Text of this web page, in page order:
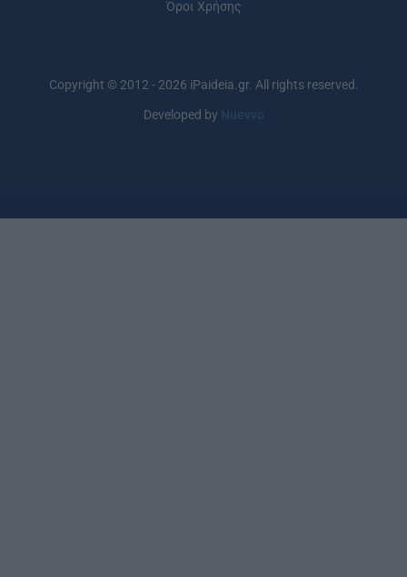
Όροι Χρήσης
Copyright © 2012 - 2026 iPaideia.gr. All rights reserved.
Developed by